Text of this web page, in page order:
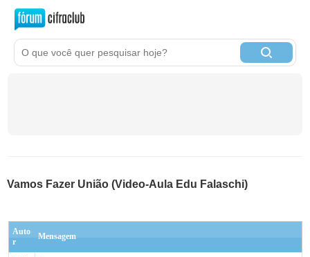
Vamos Fazer União (Video-Aula Edu Falaschi)
Auto
r
Mensagem